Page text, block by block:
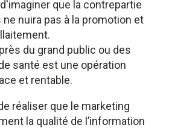
que la contrepartie
nuira pas à la promotion et
du grand public ou des
santé est une opération
et rentable.
réaliser que le marketing
la qualité de l’information